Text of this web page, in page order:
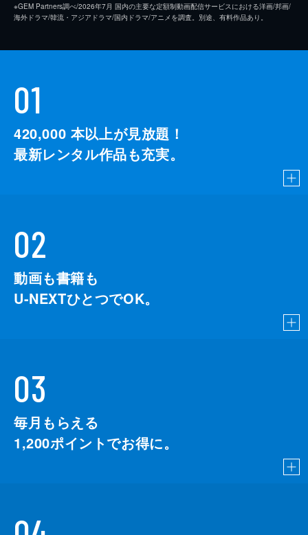
※GEM Partners調べ/2026年7⽉ 国内の主要な定額制動画配信サービスにおける洋画/邦画/
海外ドラマ/韓流・アジアドラマ/国内ドラマ/アニメを調査。別途、有料作品あり。
01
420,000 本以上が見放題！
最新レンタル作品も充実。
02
動画も書籍も
U-NEXTひとつでOK。
03
毎月もらえる
1,200ポイントでお得に。